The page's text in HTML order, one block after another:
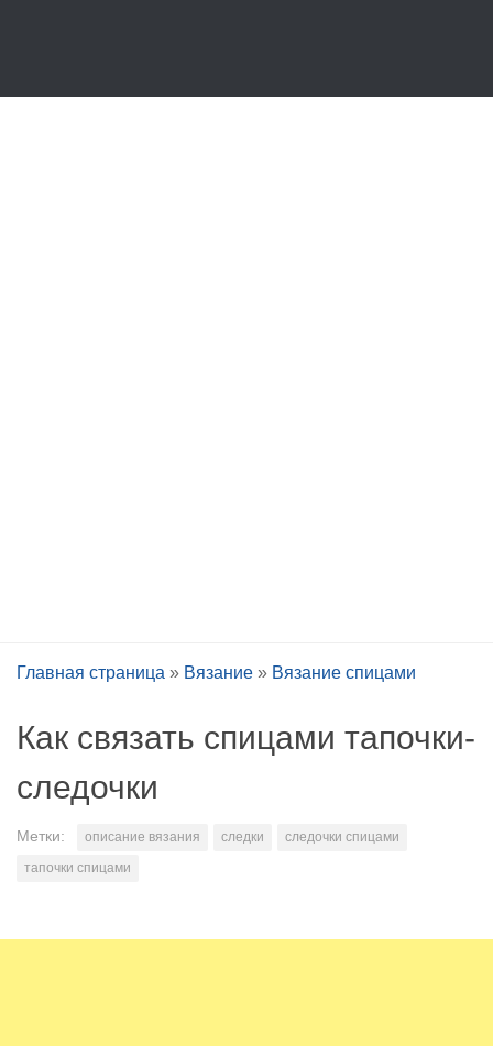
Главная страница » Вязание » Вязание спицами
Как связать спицами тапочки-
следочки
Метки: описание вязания следки
следочки спицами
тапочки спицами